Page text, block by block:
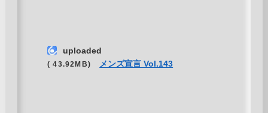
uploaded
( 43.92MB) メンズ宣言 Vol.143